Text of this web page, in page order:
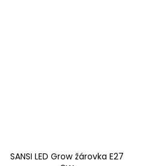
SANSI LED Grow žárovka E27